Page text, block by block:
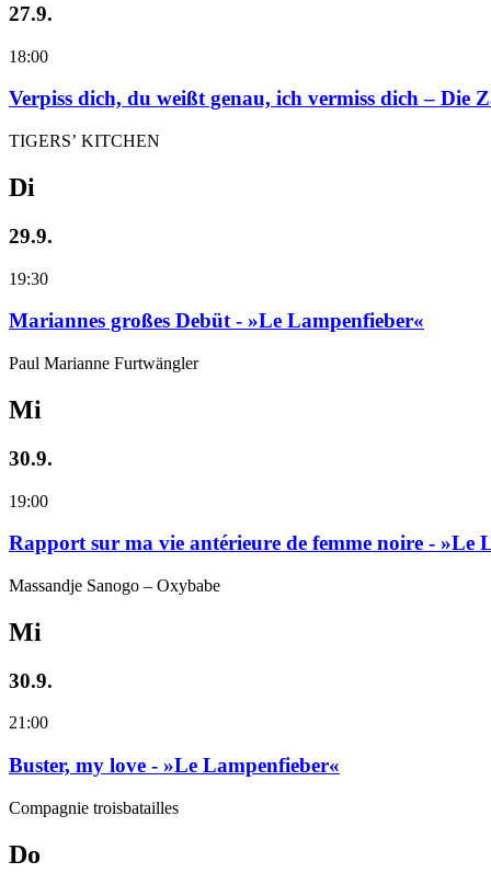
27.9.
18:00
Verpiss dich, du weißt genau, ich vermiss dich – Die
TIGERS’ KITCHEN
Di
29.9.
19:30
Mariannes großes Debüt - »Le Lampenfieber«
Paul Marianne Furtwängler
Mi
30.9.
19:00
Rapport sur ma vie antérieure de femme noire - »Le
Massandje Sanogo – Oxybabe
Mi
30.9.
21:00
Buster, my love - »Le Lampenfieber«
Compagnie troisbatailles
Do